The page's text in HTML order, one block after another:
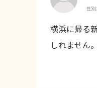
性別:
横浜に帰る
しれません